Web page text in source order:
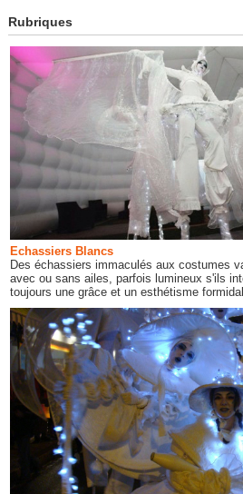
Rubriques
Echassiers Blancs
Des échassiers immaculés aux costumes
avec ou sans ailes, parfois lumineux s'ils
toujours une grâce et un esthétisme